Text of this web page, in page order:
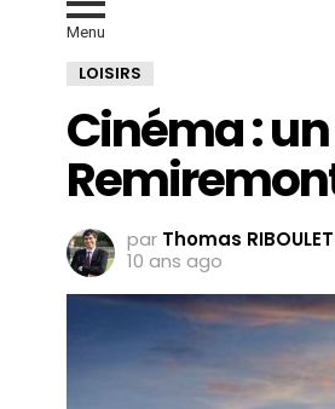
Menu
LOISIRS
Cinéma :
par Thomas RIBOULET
10 ans ago